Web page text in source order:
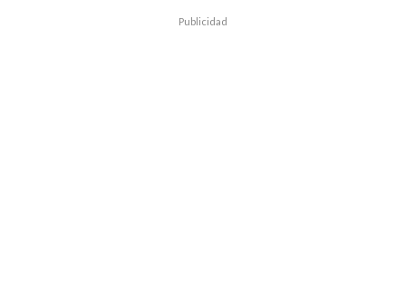
Cristian Avendaño, la jueza halló vacíos presupuestales
Publicidad